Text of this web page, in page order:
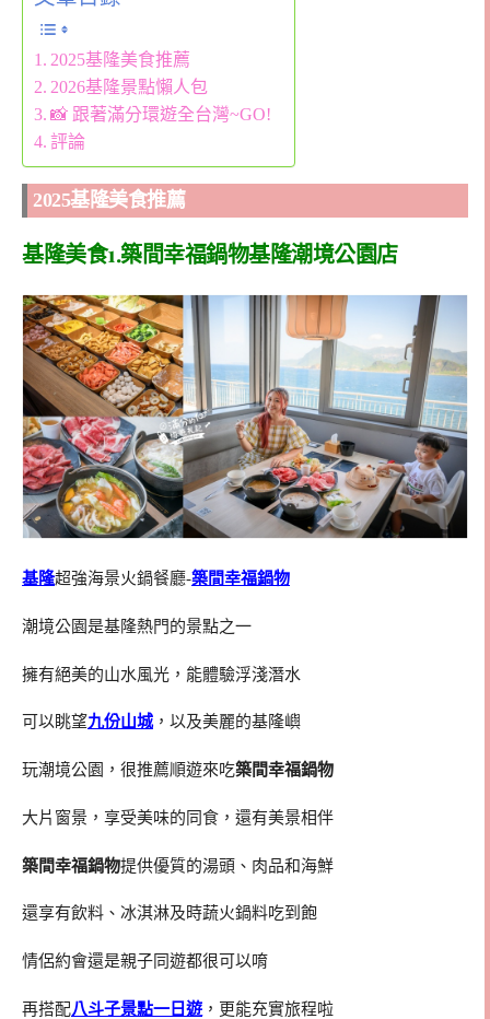
2025基隆美食推薦
2026基隆景點懶人包
📸 跟著滿分環遊全台灣~GO!
評論
2025基隆美食推薦
基隆美食1.築間幸福鍋物基隆潮境公園店
基隆超強海景火鍋餐廳-築間幸福鍋物
潮境公園是基隆熱門的景點之一
擁有絕美的山水風光，能體驗浮淺潛水
可以眺望九份山城，以及美麗的基隆嶼
玩潮境公園，很推薦順遊來吃築間幸福鍋物
大片窗景，享受美味的同食，還有美景相伴
築間幸福鍋物提供優質的湯頭、肉品和海鮮
還享有飲料、冰淇淋及時蔬火鍋料吃到飽
情侶約會還是親子同遊都很可以唷
再搭配八斗子景點一日遊 ，更能充實旅程啦